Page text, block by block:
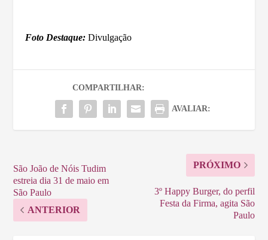
Foto Destaque: Divulgação
COMPARTILHAR:
AVALIAR:
São João de Nóis Tudim
estreia dia 31 de maio em
São Paulo
ANTERIOR
PRÓXIMO
3º Happy Burger, do perfil
Festa da Firma, agita São
Paulo